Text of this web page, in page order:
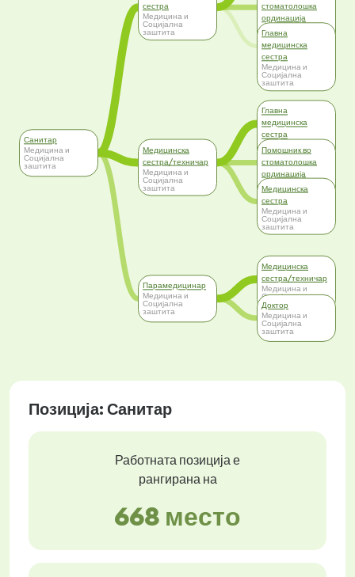
Санитар
Медицина и
Социјална
заштита
сестра
Медицина и
Социјална
заштита
Медицинска
сестра/техничар
Медицина и
Социјална
заштита
Парамедицинар
Медицина и
Социјална
заштита
стоматолошка
ординација
Медицина и
Социјална
заштита
Главна
медицинска
сестра
Медицина и
Социјална
заштита
Главна
медицинска
сестра
Медицина и
Социјална
заштита
Помошник во
стоматолошка
ординација
Медицина и
Социјална
заштита
Медицинска
сестра
Медицина и
Социјална
заштита
Медицинска
сестра/техничар
Медицина и
Социјална
заштита
Доктор
Медицина и
Социјална
заштита
Позиција: Санитар
Работната позиција е
рангирана на
668 место